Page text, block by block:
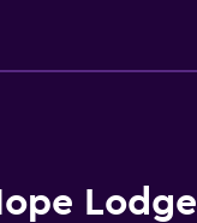
Lodge